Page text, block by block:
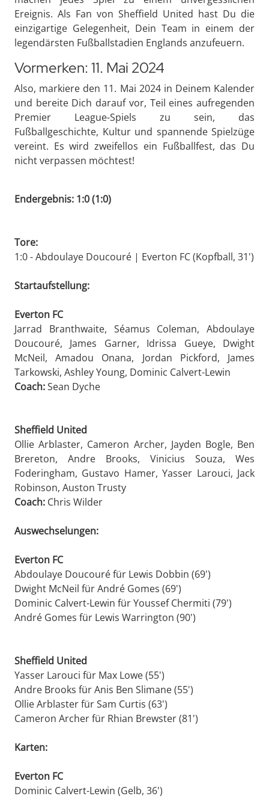
Ereignis. Als Fan von Sheffield United hast Du die
einzigartige Gelegenheit, Dein Team in einem der
legendärsten Fußballstadien Englands anzufeuern.
Vormerken: 11. Mai 2024
Also, markiere den 11. Mai 2024 in Deinem Kalender
und bereite Dich darauf vor, Teil eines aufregenden
Premier League-Spiels zu sein, das
Fußballgeschichte, Kultur und spannende Spielzüge
vereint. Es wird zweifellos ein Fußballfest, das Du
nicht verpassen möchtest!
Endergebnis: 1:0 (1:0)
Tore:
1:0 - Abdoulaye Doucouré | Everton FC (Kopfball, 31')
Startaufstellung:
Everton FC
Jarrad Branthwaite, Séamus Coleman, Abdoulaye
Doucouré, James Garner, Idrissa Gueye, Dwight
McNeil, Amadou Onana, Jordan Pickford, James
Tarkowski, Ashley Young, Dominic Calvert-Lewin
Coach:Sean Dyche
Sheffield United
Ollie Arblaster, Cameron Archer, Jayden Bogle, Ben
Brereton, Andre Brooks, Vinicius Souza, Wes
Foderingham, Gustavo Hamer, Yasser Larouci, Jack
Robinson, Auston Trusty
Coach: Chris Wilder
Auswechselungen:
Everton FC
Abdoulaye Doucouré für Lewis Dobbin (69')
Dwight McNeil für André Gomes (69')
Dominic Calvert-Lewin für Youssef Chermiti (79')
André Gomes für Lewis Warrington (90')
Sheffield United
Yasser Larouci für Max Lowe (55')
Andre Brooks für Anis Ben Slimane (55')
Ollie Arblaster für Sam Curtis (63')
Cameron Archer für Rhian Brewster (81')
Karten:
Everton FC
Dominic Calvert-Lewin (Gelb, 36')